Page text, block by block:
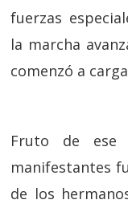
fuerzas
la marcha
comenzó a
Fruto de ese
manifestantes
de los